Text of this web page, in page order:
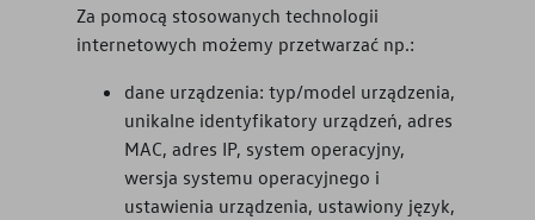
Za pomocą stosowanych technologii
internetowych możemy przetwarzać np.:
dane urządzenia: typ/model urządzenia,
unikalne identyfikatory urządzeń, adres
MAC, adres IP, system operacyjny,
wersja systemu operacyjnego i
ustawienia urządzenia, ustawiony język,